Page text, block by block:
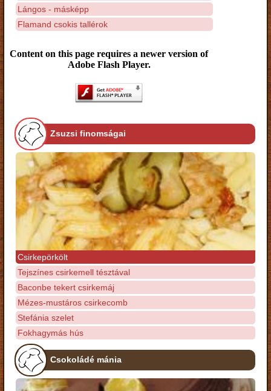
Lángos - másképp
Flamand csokis tallérok
Content on this page requires a newer version of
Adobe Flash Player.
Zsuzsi finomságai
Csirkepörkölt
Tejszínes csirkemell tésztával
Baconbe tekert csirkemáj
Mézes-mustáros csirkecomb
Stefánia szelet
Fokhagymás hús
Csokoládé mánia